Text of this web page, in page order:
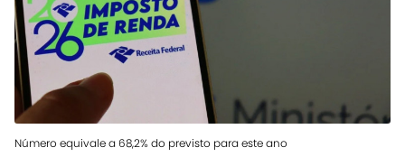
Número equivale a 68,2% do previsto para este ano